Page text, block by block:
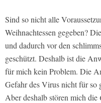
Sind so nicht alle
Weihnachtessen gegeben?
und dadurch vor den
geschützt. Deshalb ist die
für mich kein Problem. Die
Gefahr des Virus nicht für so
Aber deshalb stören mich die